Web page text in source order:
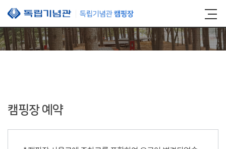
본문 바로가기
캠핑장 예약